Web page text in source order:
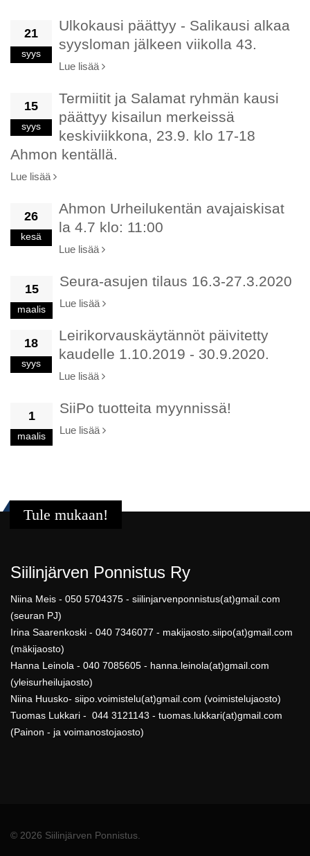
21
syys
Ulkokausi päättyy - Salikausi alkaa
syysloman jälkeen viikolla 43.
Lue lisää
15
syys
Termiitit ja Salamat ryhmän kausi
päättyy kisailun merkeissä
keskiviikkona, 23.9. klo 17-18
Ahmon kentällä.
Lue lisää
26
kesä
Ahmon Urheilukentän avajaiskisat
la 4.7 klo: 11:00
Lue lisää
15
maalis
Seura-asujen tilaus 16.3-27.3.2020
Lue lisää
18
syys
Leirikorvauskäytännöt päivitetty
kaudelle 1.10.2019 - 30.9.2020.
Lue lisää
1
maalis
SiiPo tuotteita myynnissä!
Lue lisää
Tule mukaan!
Siilinjärven Ponnistus Ry
Niina Meis - 050 5704375 - siilinjarvenponnistus(at)gmail.com
(seuran PJ)
Irina Saarenkoski - 040 7346077 - makijaosto.siipo(at)gmail.com
(mäkijaosto)
Hanna Leinola - 040 7085605 - hanna.leinola(at)gmail.com
(yleisurheilujaosto)
Niina Huusko- siipo.voimistelu(at)gmail.com (voimistelujaosto)
Tuomas Lukkari - 044 3121143 - tuomas.lukkari(at)gmail.com
(Painon - ja voimanostojaosto)
© 2026 Siilinjärven Ponnistus.